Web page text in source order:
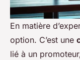
En matière
option. C’est une
lié à un